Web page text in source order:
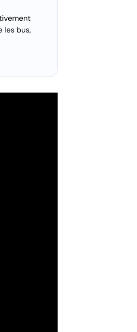
les bus,